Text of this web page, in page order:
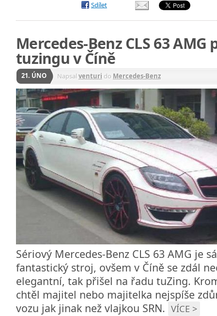
Sdílet
Mercedes-Benz CLS 63 AMG
tuzingu v Číně
21. ÚNO Napsal venturi do Mercedes-Benz
Sériový Mercedes-Benz CLS 63 AMG je
fantastický stroj, ovšem v Číně se zdál
elegantní, tak přišel na řadu tuZing.
chtěl majitel nebo majitelka nejspíše
vozu jak jinak než vlajkou SRN. VÍCE >